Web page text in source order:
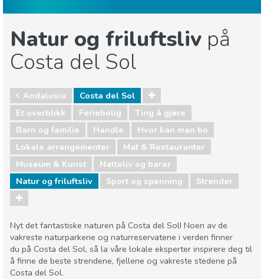
Natur og friluftsliv på
Costa del Sol
Andalusia
Costa del Sol
Et overblikk
Feriebolig
Ting å gjøre
Barn og familie
Handle
Hvor kan man bo
Lokale arrangementer
Mat & Restauranter
Museum & Kunst
Natteliv og barer
Natur og friluftsliv
Sport og spenning Strender
Nyt det fantastiske naturen på Costa del Sol! Noen av de
vakreste naturparkene og naturreservatene i verden finner
du på Costa del Sol, så la våre lokale eksperter inspirere deg til
å finne de beste strendene, fjellene og vakreste stedene på
Costa del Sol.